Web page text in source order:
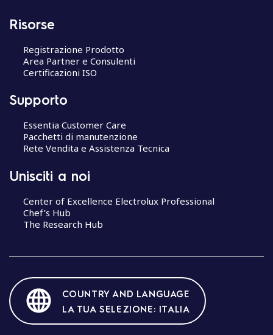
Risorse
Registrazione Prodotto
Area Partner e Consulenti
Certificazioni ISO
Supporto
Essentia Customer Care
Pacchetti di manutenzione
Rete Vendita e Assistenza Tecnica
Unisciti a noi
Center of Excellence Electrolux Professional
Chef’s Hub
The Research Hub
COUNTRY AND LANGUAGE
LA TUA SELEZIONE: ITALIA